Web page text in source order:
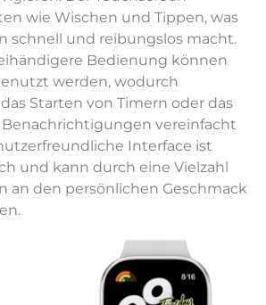
wie Wischen und Tippen, was
schnell und reibungslos macht.
Bedienung können
werden, wodurch
Starten von Timern oder das
vereinfacht
Interface ist
und kann durch eine Vielzahl
an den persönlichen Geschmack